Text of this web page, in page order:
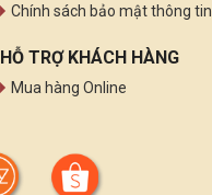
Chính sách bảo mật thông tin
HỖ TRỢ KHÁCH HÀNG
Mua hàng Online